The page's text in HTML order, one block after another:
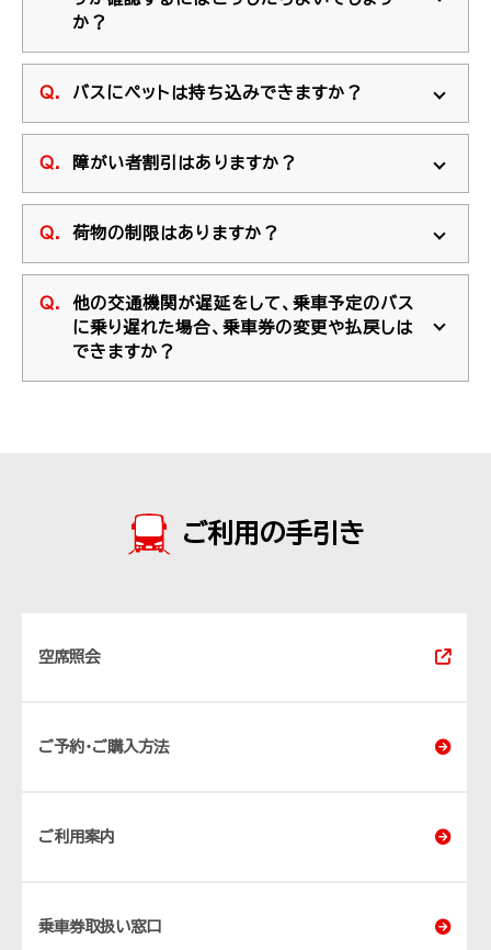
か？
バスにペットは持ち込みできますか？
障がい者割引はありますか？
荷物の制限はありますか？
他の交通機関が遅延をして、乗車予定のバス
に乗り遅れた場合、乗車券の変更や払戻しは
できますか？
ご利用の手引き
空席照会
ご予約･ご購入方法
ご利用案内
乗車券取扱い窓口